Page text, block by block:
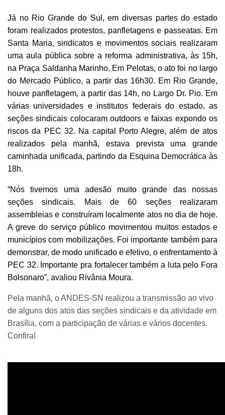
Já no Rio Grande do Sul, em diversas partes do estado
foram realizados protestos, panfletagens e passeatas. Em
Santa Maria, sindicatos e movimentos sociais realizaram
uma aula pública sobre a reforma administrativa, às 15h,
na Praça Saldanha Marinho. Em Pelotas, o ato foi no largo
do Mercado Público, a partir das 16h30. Em Rio Grande,
houve panfletagem, a partir das 14h, no Largo Dr. Pio. Em
várias universidades e institutos federais do estado, as
seções sindicais colocaram outdoors e faixas expondo os
riscos da PEC 32. Na capital Porto Alegre, além de atos
realizados pela manhã, estava prevista uma grande
caminhada unificada, partindo da Esquina Democrática às
18h.
“Nós tivemos uma adesão muito grande das nossas
seções sindicais. Mais de 60 seções realizaram
assembleias e construíram localmente atos no dia de hoje.
A greve do serviço público movimentou muitos estados e
municípios com mobilizações. Foi importante também para
demonstrar, de modo unificado e efetivo, o enfrentamento à
PEC 32. Importante pra fortalecer também a luta pelo Fora
Bolsonaro”, avaliou Rivânia Moura.
Pela manhã, o ANDES-SN realizou a transmissão ao vivo
de alguns dos atos das seções sindicais e da atividade em
Brasília, com a participação de várias e vários docentes.
Confira!